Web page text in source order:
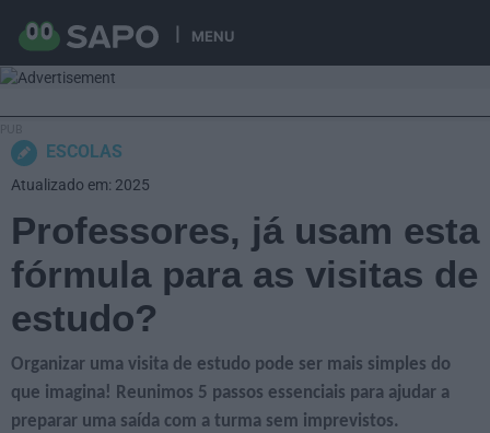
MENU
ESCOLAS
Professores, já usam esta
fórmula para as visitas de
estudo?
Organizar uma visita de estudo pode ser mais simples do
que imagina! Reunimos 5 passos essenciais para ajudar a
preparar uma saída com a turma sem imprevistos.
Atualizado em: 2025